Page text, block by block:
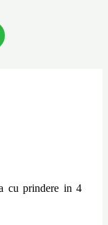
cu prindere in 4